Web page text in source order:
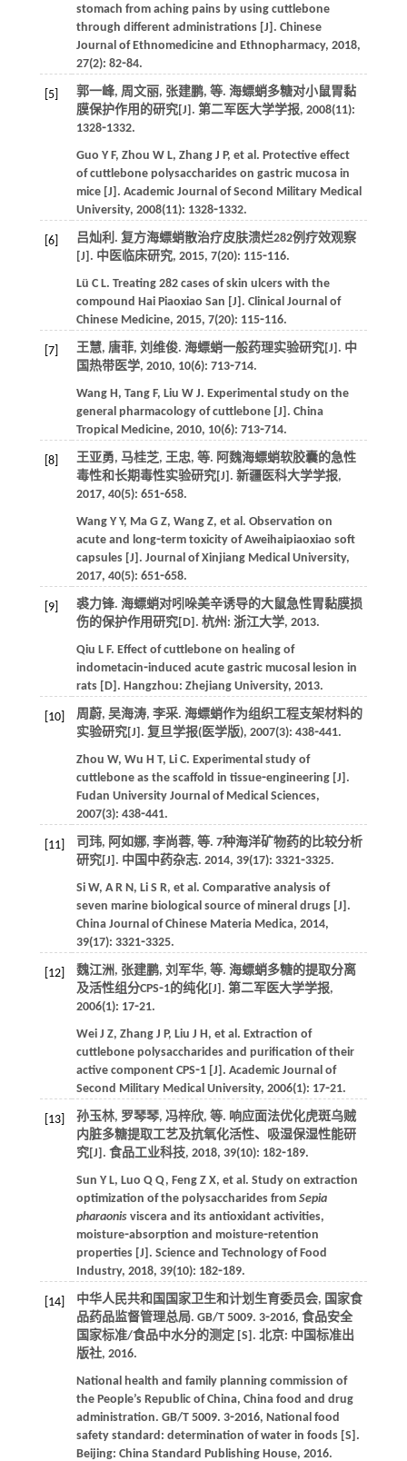
stomach from aching pains by using cuttlebone
through different administrations [J]. Chinese
Journal of Ethnomedicine and Ethnopharmacy, 2018,
27(2): 82⁃84.
[5] 郭一峰, 周文丽, 张建鹏, 等. 海螵蛸多糖对小鼠胃黏
膜保护作用的研究[J]. 第二军医大学学报, 2008(11):
1328⁃1332.
Guo Y F, Zhou W L, Zhang J P, et al. Protective effect
of cuttlebone polysaccharides on gastric mucosa in
mice [J]. Academic Journal of Second Military Medical
University, 2008(11): 1328⁃1332.
[6]
吕灿利. 复方海螵蛸散治疗皮肤溃烂282例疗效观察
[J]. 中医临床研究, 2015, 7(20): 115⁃116.
Lü C L. Treating 282 cases of skin ulcers with the
compound Hai Piaoxiao San [J]. Clinical Journal of
Chinese Medicine, 2015, 7(20): 115⁃116.
[7] 王慧, 唐菲, 刘维俊. 海螵蛸一般药理实验研究[J]. 中
国热带医学, 2010, 10(6): 713⁃714.
Wang H, Tang F, Liu W J. Experimental study on the
general pharmacology of cuttlebone [J]. China
Tropical Medicine, 2010, 10(6): 713⁃714.
[8] 王亚勇, 马桂芝, 王忠, 等. 阿魏海螵蛸软胶囊的急性
毒性和长期毒性实验研究[J]. 新疆医科大学学报,
2017, 40(5): 651⁃658.
Wang Y Y, Ma G Z, Wang Z, et al. Observation on
acute and long⁃term toxicity of Aweihaipiaoxiao soft
capsules [J]. Journal of Xinjiang Medical University,
2017, 40(5): 651⁃658.
[9]
裘力锋. 海螵蛸对吲哚美辛诱导的大鼠急性胃黏膜损
伤的保护作用研究[D]. 杭州: 浙江大学, 2013.
Qiu L F. Effect of cuttlebone on healing of
indometacin⁃induced acute gastric mucosal lesion in
rats [D]. Hangzhou: Zhejiang University, 2013.
[10]
周蔚, 吴海涛, 李采. 海螵蛸作为组织工程支架材料的
实验研究[J]. 复旦学报(医学版), 2007(3): 438⁃441.
Zhou W, Wu H T, Li C. Experimental study of
cuttlebone as the scaffold in tissue⁃engineering [J].
Fudan University Journal of Medical Sciences,
2007(3): 438⁃441.
[11] 司玮, 阿如娜, 李尚蓉, 等. 7种海洋矿物药的比较分析
研究[J]. 中国中药杂志. 2014, 39(17): 3321⁃3325.
Si W, A R N, Li S R, et al. Comparative analysis of
seven marine biological source of mineral drugs [J].
China Journal of Chinese Materia Medica, 2014,
39(17): 3321⁃3325.
[12] 魏江洲, 张建鹏, 刘军华, 等. 海螵蛸多糖的提取分离
及活性组分CPS⁃1的纯化[J]. 第二军医大学学报,
2006(1): 17⁃21.
Wei J Z, Zhang J P, Liu J H, et al. Extraction of
cuttlebone polysaccharides and purification of their
active component CPS⁃1 [J]. Academic Journal of
Second Military Medical University, 2006(1): 17⁃21.
[13] 孙玉林, 罗琴琴, 冯梓欣, 等. 响应面法优化虎斑乌贼
内脏多糖提取工艺及抗氧化活性、吸湿保湿性能研
究[J]. 食品工业科技, 2018, 39(10): 182⁃189.
Sun Y L, Luo Q Q, Feng Z X, et al. Study on extraction
optimization of the polysaccharides from Sepia
pharaonisviscera and its antioxidant activities,
moisture⁃absorption and moisture⁃retention
properties [J]. Science and Technology of Food
Industry, 2018, 39(10): 182⁃189.
[14]
中华人民共和国国家卫生和计划生育委员会, 国家食
品药品监督管理总局. GB/T 5009. 3⁃2016, 食品安全
国家标准/食品中水分的测定[S]. 北京: 中国标准出
版社, 2016.
National health and family planning commission of
the People’s Republic of China, China food and drug
administration. GB/T 5009. 3⁃2016, National food
safety standard: determination of water in foods[S].
Beijing: China Standard Publishing House, 2016.